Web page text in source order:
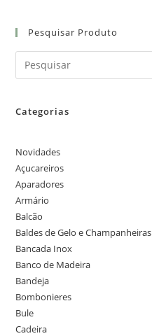
Pesquisar Produto
Categorias
Novidades
Açucareiros
Aparadores
Armário
Balcão
Baldes de Gelo e Champanheiras
Bancada Inox
Banco de Madeira
Bandeja
Bombonieres
Bule
Cadeira